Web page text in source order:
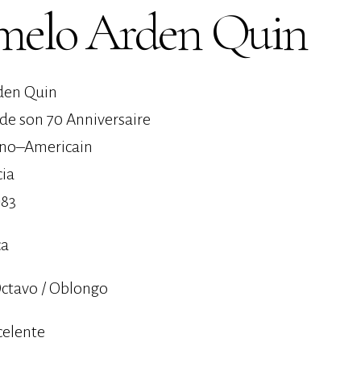
Arden Quin
Quin
son 70 Anniversaire
/ Oblongo